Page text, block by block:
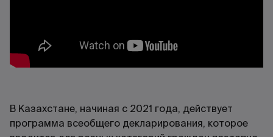
В Казахстане, начиная с 2021 года, действует
программа всеобщего декларирования, которое